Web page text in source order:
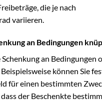
die je nach
variieren.
an Bedingungen
Schenkung an Bedingungen
können Sie
für einen bestimmten
der Beschenkte